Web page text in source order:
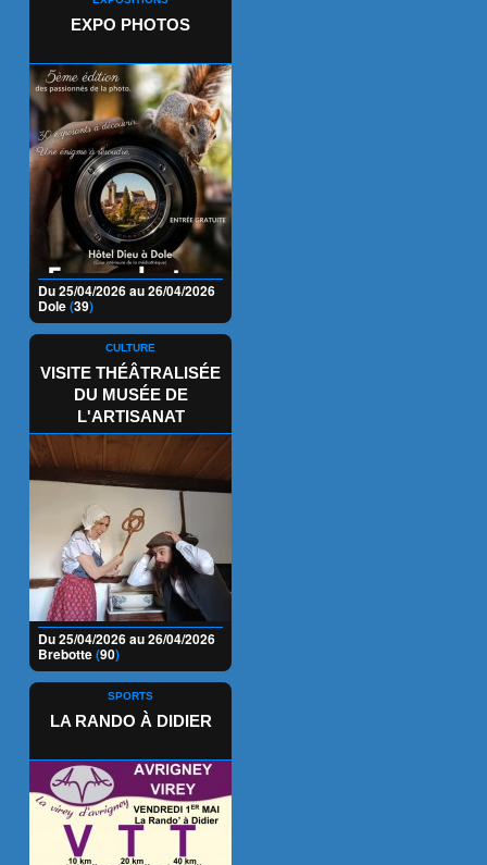
EXPO PHOTOS
Du 25/04/2026 au 26/04/2026
Dole(39)
CULTURE
VISITE THÉÂTRALISÉE
DU MUSÉE DE
L'ARTISANAT
Du 25/04/2026 au 26/04/2026
Brebotte(90)
SPORTS
LA RANDO À DIDIER